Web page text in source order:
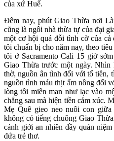
của xứ Huế.
Đêm nay, phút Giao Thừa nơi
cũng là ngôi nhà thừa tự của đại
một cơ hội quá đỗi tình cờ của
tôi chuẩn bị cho năm nay, theo
tôi ở Sacramento Cali 15 giờ
Giao Thừa trước một ngày. Nhìn
thờ, nguồn ân tình đối với tổ tiên,
nguồn tình máu thịt ấm nồng đối
lòng tôi miên man như lạc vào
chẳng sau mà hiện tiền cảm xúc.
Mẹ Quê gieo neo nuôi con giữa
không có tiếng chuông Giao
cảnh giới an nhiên đầy quán
đứa trẻ thơ.